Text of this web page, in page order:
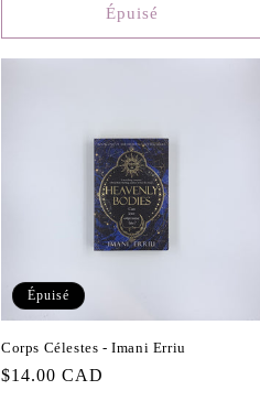
Épuisé
Épuisé
Corps Célestes - Imani Erriu
Prix
$14.00 CAD